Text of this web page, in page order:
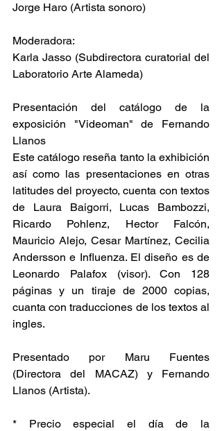
Jorge Haro (Artista sonoro)
Moderadora:
Karla Jasso (Subdirectora curatorial del
Laboratorio Arte Alameda)
Presentación del catálogo de la
exposición "Videoman" de Fernando
Llanos
Este catálogo reseña tanto la exhibición
así como las presentaciones en otras
latitudes del proyecto, cuenta con textos
de Laura Baigorri, Lucas Bambozzi,
Ricardo Pohlenz, Hector Falcón,
Mauricio Alejo, Cesar Martínez, Cecilia
Andersson e Influenza. El diseño es de
Leonardo Palafox (visor). Con 128
páginas y un tiraje de 2000 copias,
cuanta con traducciones de los textos al
ingles.
Presentado por Maru Fuentes
(Directora del MACAZ) y Fernando
Llanos (Artista).
* Precio especial el día de la